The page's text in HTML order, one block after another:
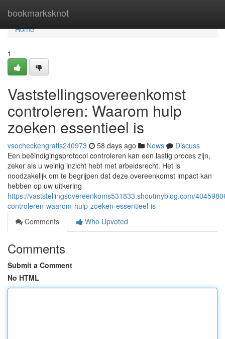
bookmarksknot
Home
Home
1
Vaststellingsovereenkomst
controleren: Waarom hulp
zoeken essentieel is
vsocheckengratis240973 58 days ago News
Discuss
Een beëindigingsprotocol controleren kan een lastig proces zijn,
zeker als u weinig inzicht hebt met arbeidsrecht. Het is
noodzakelijk om te begrijpen dat deze overeenkomst impact kan
hebben op uw uitkering
https://vaststellingsovereenkoms531833.shoutmyblog.com/
controleren-waarom-hulp-zoeken-essentieel-is
Comments
Who Upvoted
Comments
Submit a Comment
No HTML